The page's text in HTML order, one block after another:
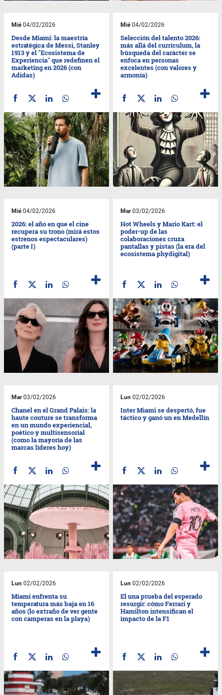
Mié04/02/2026
Desde Miami: la maestría
estratégica de Messi, Stanley
1913 y el "Ecosistema de
Experiencia" que redefinen el
marketing en 2026 (con
Adidas)
Mié04/02/2026
Selección del talento 2026:
más allá del currículum, la
búsqueda del carácter se
enfoca en personas
excelentes (con valores y
armonía)
Mié04/02/2026
2026: el año en que el cine
recupera su trono (mirá estos
estrenos espectaculares)
(parte I)
Mar03/02/2026
Hot Wheels y Mario Kart: el
poder-up de las
colaboraciones cruza
pantallas y pistas (la era del
ecosistema phydigital)
Mar03/02/2026
Chanel en el Grand Palais: la
haute couture se transforma
en un mundo experiencial,
poético y multisensorial
(como la mayoría de las
marcas líderes hoy)
Lun 02/02/2026
Inter Miami se despertó, fue
táctico y ganó un en Medellín
Lun 02/02/2026
Miami enfrenta su
temperatura más baja en 16
años (lo extraño de ver gente
con camperas en la playa)
Lun 02/02/2026
El una prueba del esperado
resurgir: cómo Ferrari y
Hamilton intensifican el
impacto de la F1